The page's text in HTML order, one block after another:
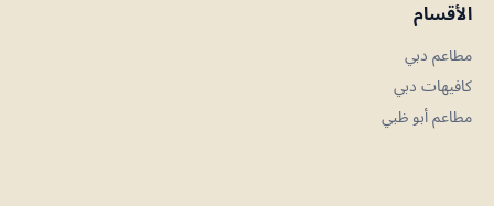
الأقسام
مطاعم دبي
كافيهات دبي
مطاعم أبو ظبي